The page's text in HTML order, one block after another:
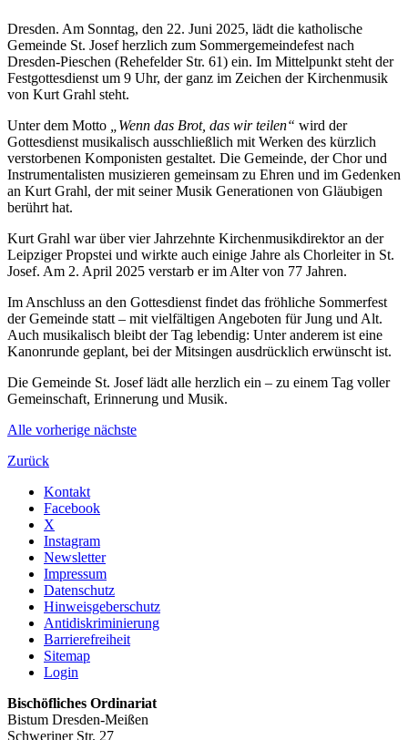
Dresden. Am Sonntag, den 22. Juni 2025, lädt die katholische
Gemeinde St. Josef herzlich zum Sommergemeindefest nach
Dresden-Pieschen (Rehefelder Str. 61) ein. Im Mittelpunkt steht der
Festgottesdienst um 9 Uhr, der ganz im Zeichen der Kirchenmusik
von Kurt Grahl steht.
Unter dem Motto
„Wenn das Brot, das wir teilen“ wird der
Gottesdienst musikalisch ausschließlich mit Werken des kürzlich
verstorbenen Komponisten gestaltet. Die Gemeinde, der Chor und
Instrumentalisten musizieren gemeinsam zu Ehren und im Gedenken
an Kurt Grahl, der mit seiner Musik Generationen von Gläubigen
berührt hat.
Kurt Grahl war über vier Jahrzehnte Kirchenmusikdirektor an der
Leipziger Propstei und wirkte auch einige Jahre als Chorleiter in St.
Josef. Am 2. April 2025 verstarb er im Alter von 77 Jahren.
Im Anschluss an den Gottesdienst findet das fröhliche Sommerfest
der Gemeinde statt – mit vielfältigen Angeboten für Jung und Alt.
Auch musikalisch bleibt der Tag lebendig: Unter anderem ist eine
Kanonrunde geplant, bei der Mitsingen ausdrücklich erwünscht ist.
Die Gemeinde St. Josef lädt alle herzlich ein – zu einem Tag voller
Gemeinschaft, Erinnerung und Musik.
Alle vorherige nächste
Zurück
Kontakt
Facebook
X
Instagram
Newsletter
Impressum
Datenschutz
Hinweisgeberschutz
Antidiskriminierung
Barrierefreiheit
Sitemap
Login
Bischöfliches Ordinariat
Bistum Dresden-Meißen
Schweriner Str. 27